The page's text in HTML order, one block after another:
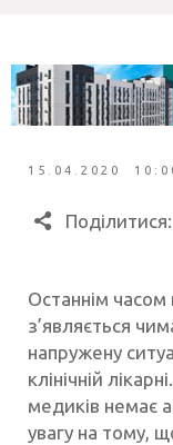
15.04.2020
Поділитися:
Останнім
з’являється
напружену
клінічній
медиків немає
увагу на тому,